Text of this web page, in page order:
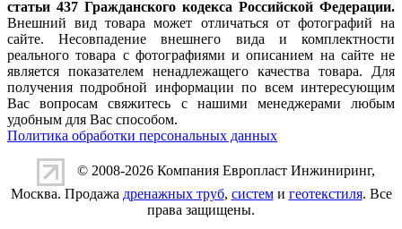
статьи 437 Гражданского кодекса Российской Федерации.
Внешний вид товара может отличаться от фотографий на
сайте. Несовпадение внешнего вида и комплектности
реального товара с фотографиями и описанием на сайте не
является показателем ненадлежащего качества товара. Для
получения подробной информации по всем интересующим
Вас вопросам свяжитесь с нашими менеджерами любым
удобным для Вас способом.
Политика обработки персональных данных
© 2008-2026 Компания Европласт Инжиниринг,
Москва. Продажа дренажных труб, системи геотекстиля. Все
права защищены.